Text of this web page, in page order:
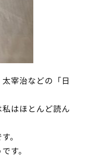
宰治などの「日
はほとんど読ん
。
す。